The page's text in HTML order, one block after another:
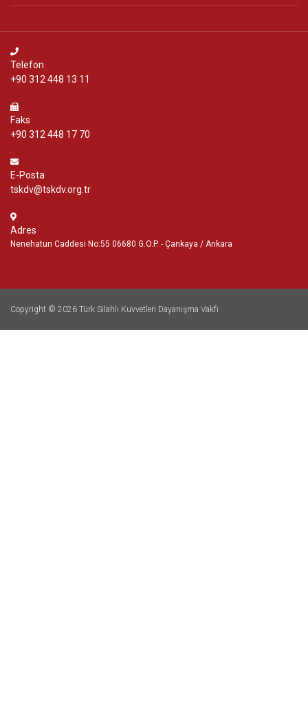
Telefon
+90 312 448 13 11
Faks
+90 312 448 17 70
E-Posta
tskdv@tskdv.org.tr
Adres
Nenehatun Caddesi No:55 06680 G.O.P. - Çankaya / Ankara
Copyright © 2026 Türk Silahlı Kuvvetleri Dayanışma Vakfı